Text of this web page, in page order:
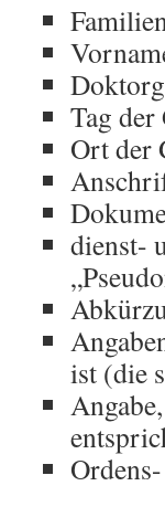
Tag
Ort der
dienst-
ist (die